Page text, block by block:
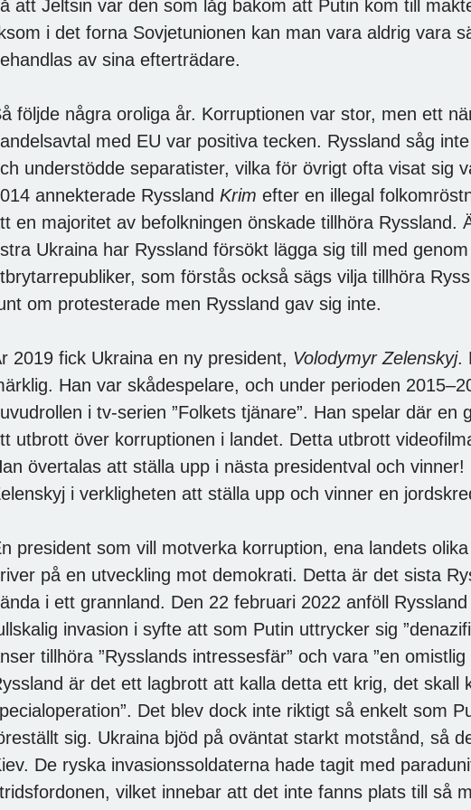
att Jeltsin var den som låg bakom att Putin kom till
i det forna Sovjetunionen kan man vara aldrig vara
av sina efterträdare.
följde några oroliga år. Korruptionen var stor, men ett
med EU var positiva tecken. Ryssland såg
understödde separatister, vilka för övrigt ofta visat sig
annekterade Ryssland Krim efter en illegal
en majoritet av befolkningen önskade tillhöra Ryssland.
Ukraina har Ryssland försökt lägga sig till med
som förstås också sägs vilja tillhöra
om protesterade men Ryssland gav sig inte.
2019 fick Ukraina en ny president, Volodymyr Zelenskyj.
Han var skådespelare, och under perioden
i tv-serien ”Folkets tjänare”. Han spelar där en
utbrott över korruptionen i landet. Detta utbrott
övertalas att ställa upp i nästa presidentval och
i verkligheten att ställa upp och vinner en
president som vill motverka korruption, ena landets
på en utveckling mot demokrati. Detta är det sista
i ett grannland. Den 22 februari 2022 anföll
invasion i syfte att som Putin uttrycker sig
tillhöra ”Rysslands intressesfär” och vara ”en
är det ett lagbrott att kalla detta ett krig, det skall
Det blev dock inte riktigt så enkelt som
sig. Ukraina bjöd på oväntat starkt motstånd, så
De ryska invasionssoldaterna hade tagit med
vilket innebar att det inte fanns plats till så